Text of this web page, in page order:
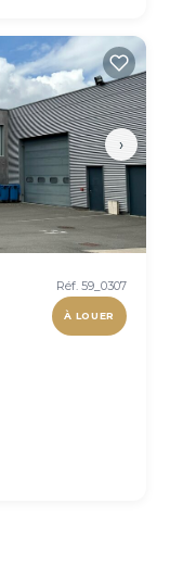
›
Réf. 59_0307
À LOUER